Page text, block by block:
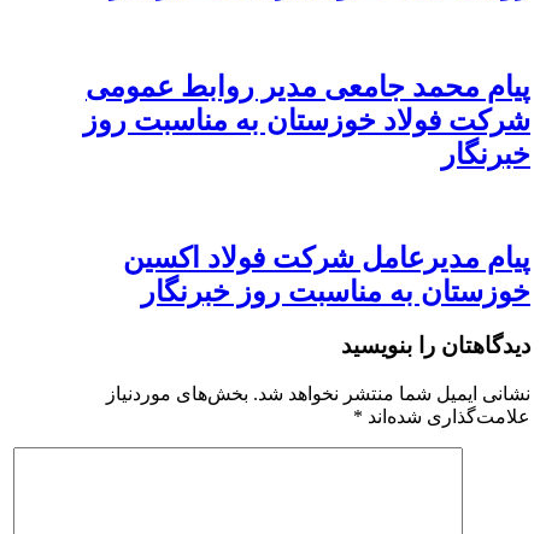
پیام محمد جامعی مدیر روابط عمومی
شرکت فولاد خوزستان به مناسبت روز
خبرنگار
پیام مدیرعامل شرکت فولاد اکسین
خوزستان به مناسبت روز خبرنگار
دیدگاهتان را بنویسید
نشانی ایمیل شما منتشر نخواهد شد. بخش‌های موردنیاز
علامت‌گذاری شده‌اند *